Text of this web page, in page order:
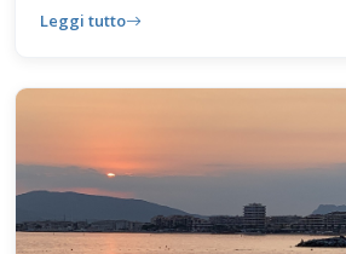
Leggi tutto